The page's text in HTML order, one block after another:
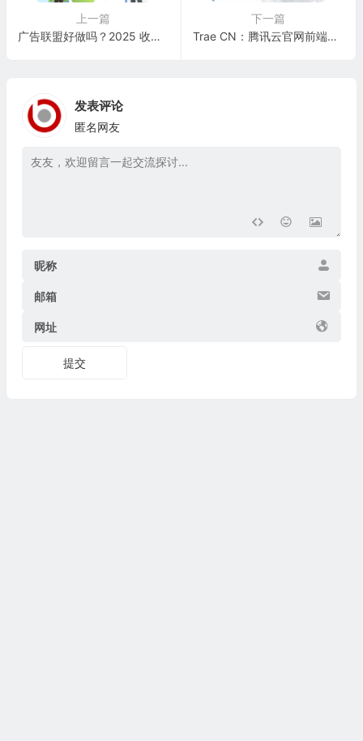
上一篇
广告联盟好做吗？2025 收益真相 + 新手入局指南
下一篇
Trae CN：腾讯云官网前端框架技术分析
发表评论
匿名网友
昵称
邮箱
网址
提交